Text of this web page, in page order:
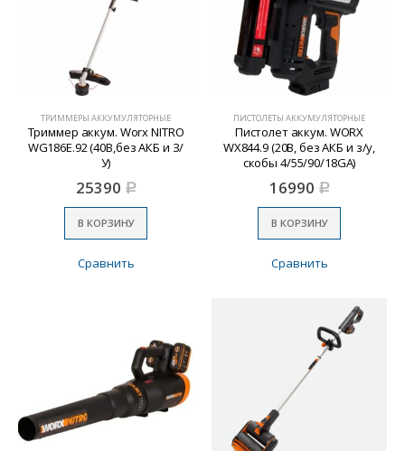
ТРИММЕРЫ АККУМУЛЯТОРНЫЕ
Триммер аккум. Worx NITRO
WG186E.92 (40В,без АКБ и З/
У)
25390 Р
В КОРЗИНУ
Сравнить
ПИСТОЛЕТЫ АККУМУЛЯТОРНЫЕ
Пистолет аккум. WORX
WX844.9 (20В, без АКБ и з/у,
скобы 4/55/90/18GA)
16990 Р
В КОРЗИНУ
Сравнить